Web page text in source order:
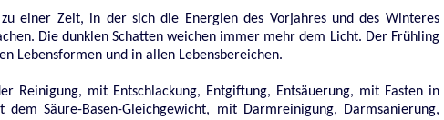
einer Zeit, in der sich die Energien des Vorjahres und des Winteres
Die dunklen Schatten weichen immer mehr dem Licht. Der Frühling
Lebensformen und in allen Lebensbereichen.
Reinigung, mit Entschlackung, Entgiftung, Entsäuerung, mit Fasten in
Säure-Basen-Gleichgewicht, mit Darmreinigung, Darmsanierung,